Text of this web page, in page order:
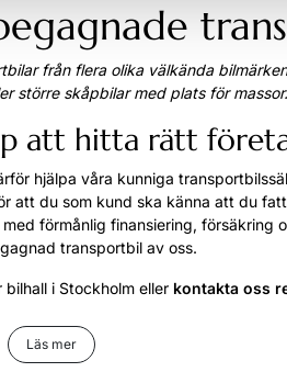
från flera olika välkända
större skåpbilar med plats för massor.
att hitta rätt
hjälpa våra kunniga
att du som kund ska känna att du
förmånlig finansiering, försäkring
transportbil av oss.
i Stockholm eller kontakta oss
Läs mer